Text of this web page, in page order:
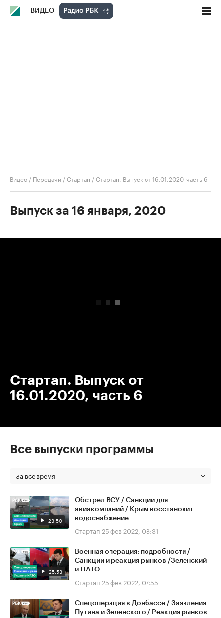
ВИДЕО
Видео / Передачи /Стартап /Стартап. Выпуск от 16.01.2020, часть 6
Выпуск за 16 января, 2020
Стартап. Выпуск от
16.01.2020, часть 6
Все выпуски программы
За все время
23:50
Обстрел ВСУ / Санкции для
авиакомпаний / Крым восстановит
водоснабжение
Стартап 25 фев 2022, 08:31
25:53
Военная операция: подробности /
Санкции и реакция рынков /Зеленский
и НАТО
Стартап 25 фев 2022, 07:55
Спецоперация в Донбассе / Заявления
Путина и Зеленского / Реакция рынков